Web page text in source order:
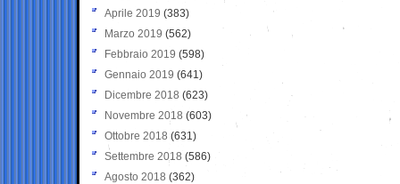
Aprile 2019 (383)
Marzo 2019 (562)
Febbraio 2019 (598)
Gennaio 2019 (641)
Dicembre 2018 (623)
Novembre 2018 (603)
Ottobre 2018 (631)
Settembre 2018 (586)
Agosto 2018 (362)